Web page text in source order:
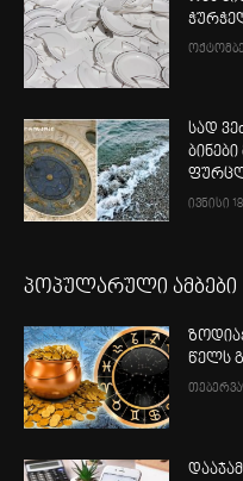
სად
ივნისი
პოპულარული ამბები
წელს